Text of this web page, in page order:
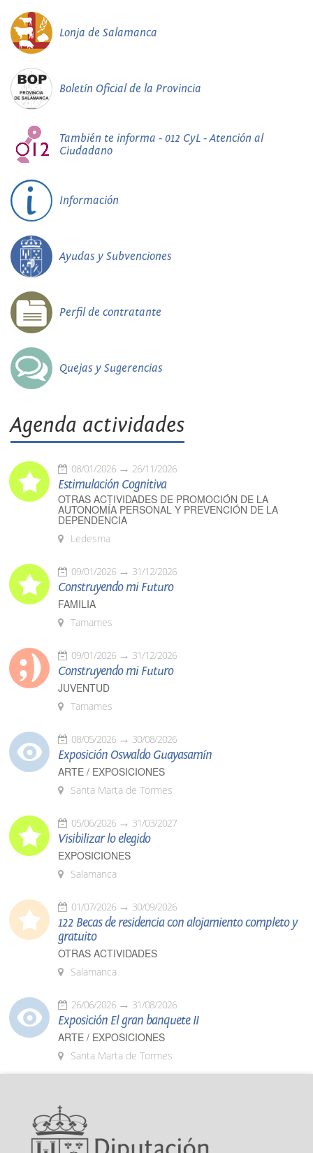
Lonja de Salamanca
Boletín Oficial de la Provincia
También te informa - 012 CyL - Atención al
Ciudadano
Información
Ayudas y Subvenciones
Perfil de contratante
Quejas y Sugerencias
Agenda actividades
08/01/2026 26/11/2026
Estimulación Cognitiva
OTRAS ACTIVIDADES DE PROMOCIÓN DE LA
AUTONOMÍA PERSONAL Y PREVENCIÓN DE LA
DEPENDENCIA
Ledesma
09/01/2026 31/12/2026
Construyendo mi Futuro
FAMILIA
Tamames
09/01/2026 31/12/2026
Construyendo mi Futuro
JUVENTUD
Tamames
08/05/2026 30/08/2026
Exposición Oswaldo Guayasamín
ARTE / EXPOSICIONES
Santa Marta de Tormes
05/06/2026 31/03/2027
Visibilizar lo elegido
EXPOSICIONES
Salamanca
01/07/2026 30/09/2026
122 Becas de residencia con alojamiento completo y
gratuito
OTRAS ACTIVIDADES
Salamanca
26/06/2026 31/08/2026
Exposición El gran banquete II
ARTE / EXPOSICIONES
Santa Marta de Tormes